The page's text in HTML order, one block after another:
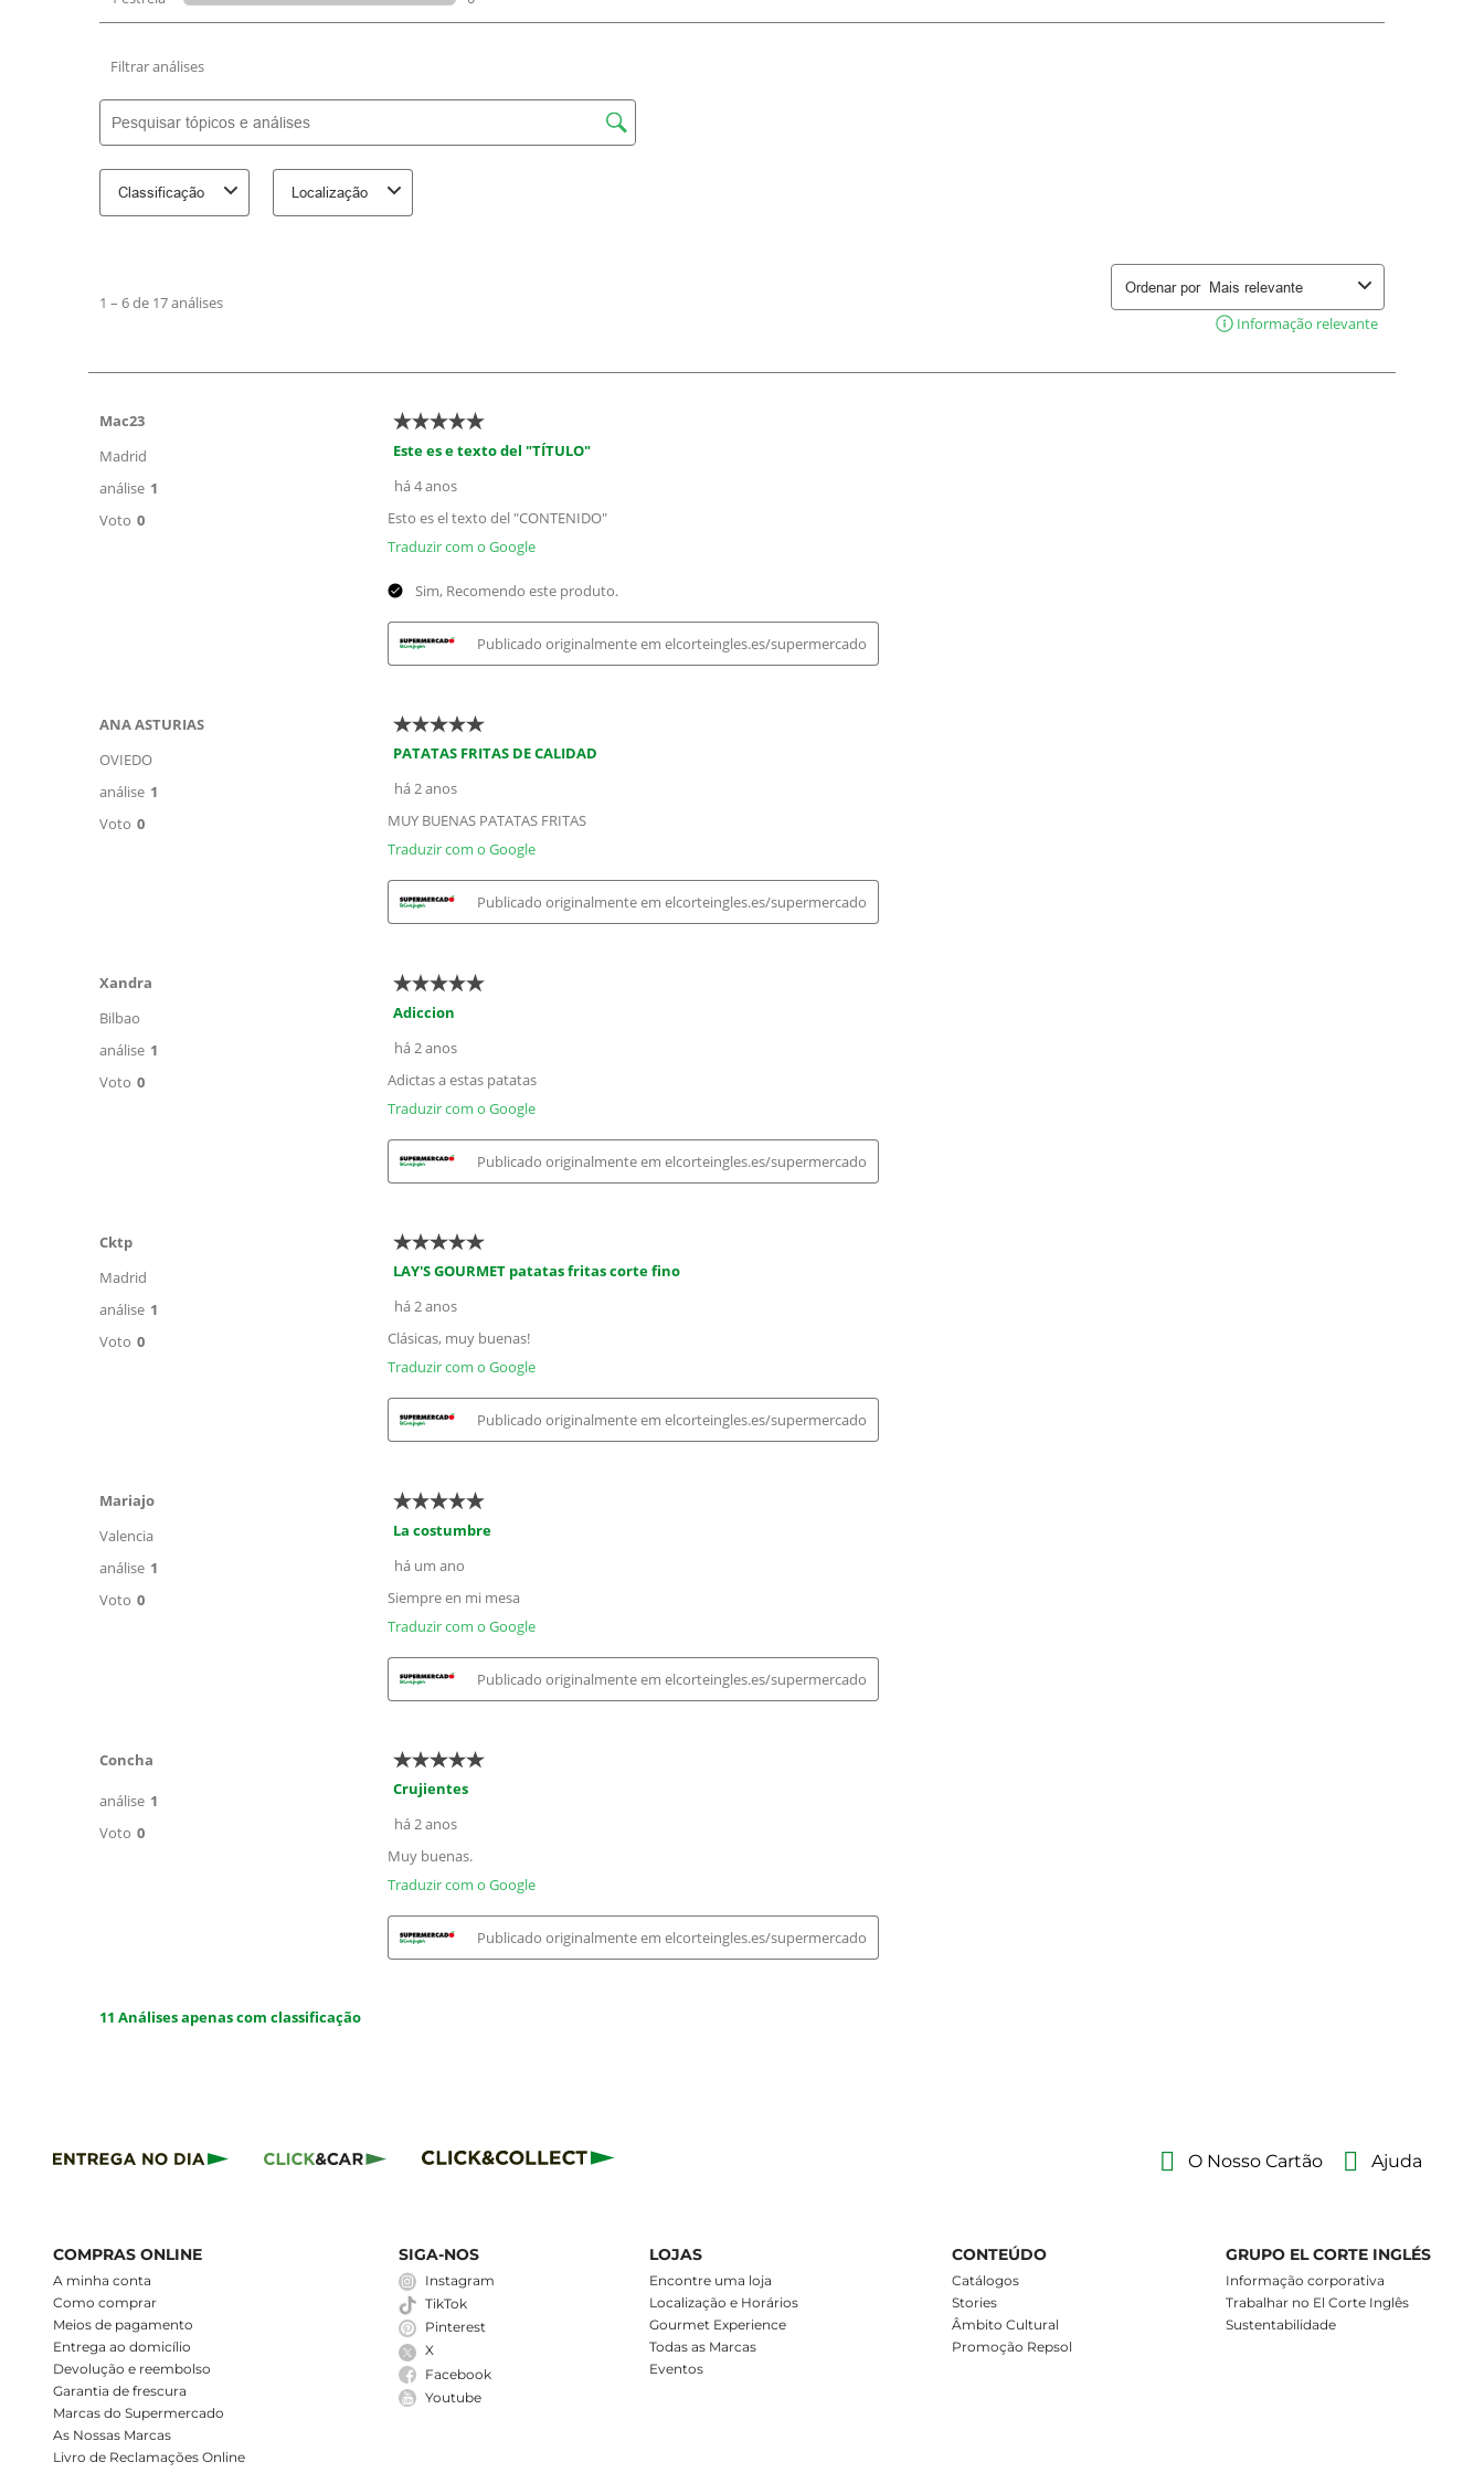
O Nosso Cartão Ajuda
COMPRAS ONLINE
A minha conta
Como comprar
Meios de pagamento
Entrega ao domicílio
Devolução e reembolso
Garantia de frescura
Marcas do Supermercado
As Nossas Marcas
Livro de Reclamações Online
SIGA-NOS
Instagram
TikTok
Pinterest
X
Facebook
Youtube
LOJAS
Encontre uma loja
Localização e Horários
Gourmet Experience
Todas as Marcas
Eventos
CONTEÚDO
Catálogos
Stories
Âmbito Cultural
Promoção Repsol
GRUPO EL CORTE INGLÉS
Informação corporativa
Trabalhar no El Corte Inglês
Sustentabilidade